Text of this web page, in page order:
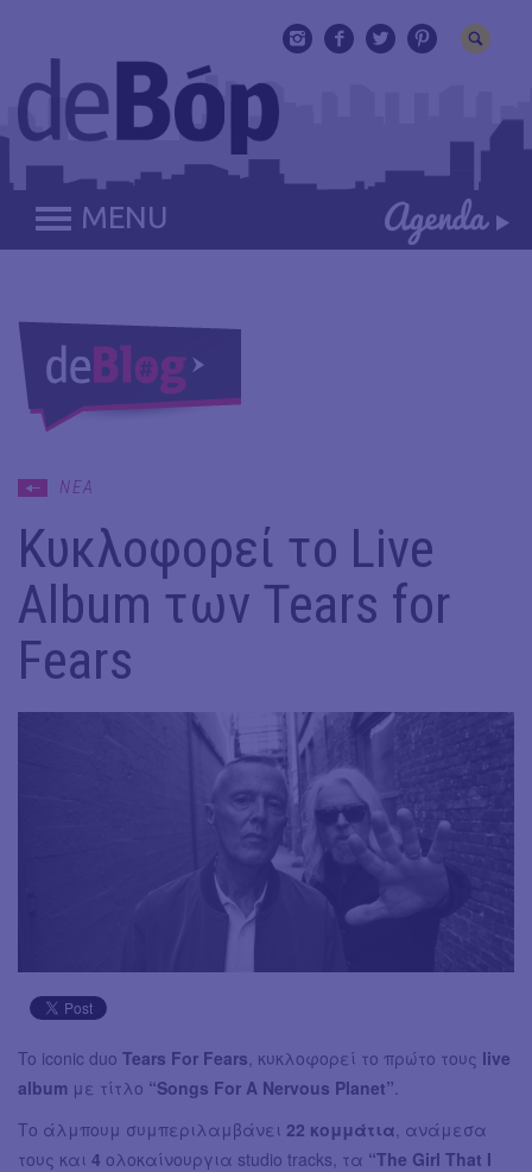
MENU
ΝΕΑ
Κυκλοφορεί το Live
Album των Tears for
Fears
To iconic duo Tears For Fears , κυκλοφορεί το πρώτο τους live
album με τίτλο “Songs For A Nervous Planet”
Το άλμπουμ συμπεριλαμβάνει 22 κομμάτια , ανάμεσα
τους και 4 ολοκαίνουργια studio tracks, τα “The Girl That I